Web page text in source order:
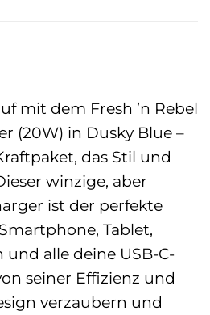
mit dem Fresh ’n Rebel
(20W) in Dusky Blue –
das Stil und
winzige, aber
ist der perfekte
Tablet,
alle deine USB-C-
seiner Effizienz und
verzaubern und